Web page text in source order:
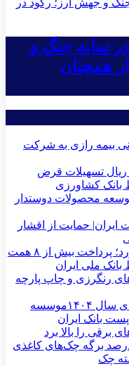
سایه جنگ و
همچنان
تومانی بیمه رازی به شرکت
میلیارد ریال تسهیلات قرض
بانک کشاورزی
محصولات دوستدار
ایران| حمایت از اقشار
در چهار ماه نخست ۱۴۰۵ رقم خورد؛ پرداخت بیش از ۸ همت
ملی ایران
رنگرزی و چاپ پارچه
برگزاری جلسه مجمع عمومی عادی سال ۱۴۰۴موسسه
بانک ایران
برقی را بالا برد
جداگانه تعیین تکلیف ۸۰ درصد برگه چک‌های کاغذی
چک